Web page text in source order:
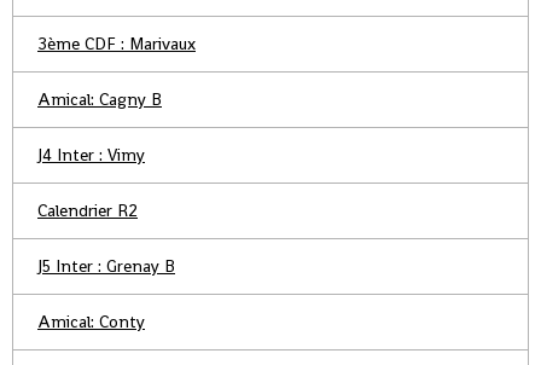
3ème CDF : Marivaux
Amical: Cagny B
J4 Inter : Vimy
Calendrier R2
J5 Inter : Grenay B
Amical: Conty